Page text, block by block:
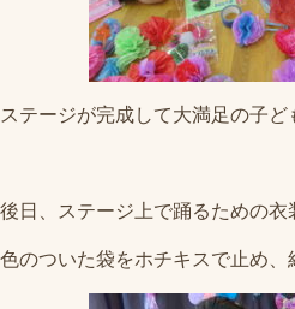
ステージが完成して大満足の子ど
後日、ステージ上で踊るための衣
色のついた袋をホチキスで止め、